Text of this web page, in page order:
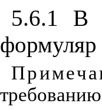
5.6.1 В
формуляр
требованию